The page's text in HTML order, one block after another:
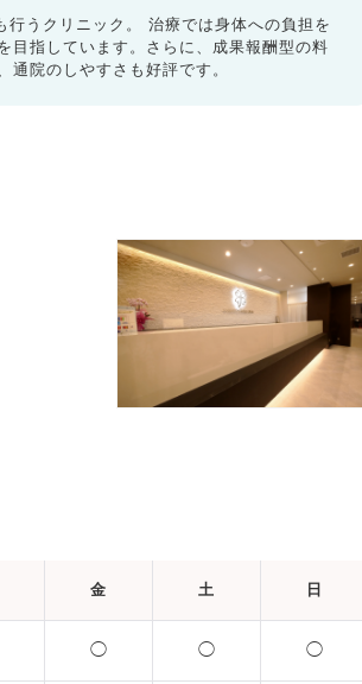
うクリニック。 治療では身体への負担を
目指しています。さらに、成果報酬型の料
院のしやすさも好評です。
金 土 日
◯ ◯ ◯